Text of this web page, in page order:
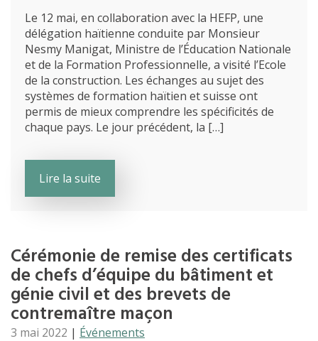
Le 12 mai, en collaboration avec la HEFP, une
délégation haïtienne conduite par Monsieur
Nesmy Manigat, Ministre de l’Éducation Nationale
et de la Formation Professionnelle, a visité l’Ecole
de la construction. Les échanges au sujet des
systèmes de formation haïtien et suisse ont
permis de mieux comprendre les spécificités de
chaque pays. Le jour précédent, la […]
Lire la suite
Cérémonie de remise des certificats
de chefs d’équipe du bâtiment et
génie civil et des brevets de
contremaître maçon
3 mai 2022 | Événements